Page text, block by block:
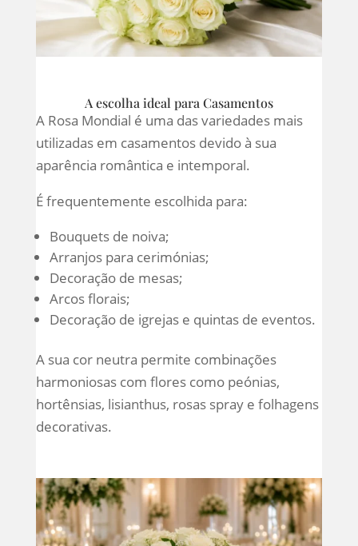
A escolha ideal para Casamentos
A Rosa Mondial é uma das variedades mais
utilizadas em casamentos devido à sua
aparência romântica e intemporal.
É frequentemente escolhida para:
Bouquets de noiva;
Arranjos para cerimónias;
Decoração de mesas;
Arcos florais;
Decoração de igrejas e quintas de eventos.
A sua cor neutra permite combinações
harmoniosas com flores como peónias,
hortênsias, lisianthus, rosas spray e folhagens
decorativas.